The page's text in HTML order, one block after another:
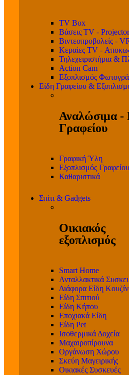
TV Box
Βάσεις TV -
Βιντεοπροβολείς -
Κεραίες TV -
Τηλεχειριστήρια &
Action Cam
Εξοπλισμός
Είδη Γραφείου &
Αναλώσιμα -
Γραφείου
Γραφική Ύλη
Εξοπλισμός Γραφείου
Καθαριστικά
Σπίτι & Gadgets
Οικιακός
εξοπλισμός
Smart Home
Ανταλλακτικά
Διάφορα Είδη
Είδη Σπιτιού
Είδη Κήπου
Εποχιακά Είδη
Είδη Pet
Ισοθερμικά Δοχεία
Μαχαιροπίρουνα
Οργάνωση Χώρου
Σκεύη Μαγειρικής
Οικιακές Συσκευές